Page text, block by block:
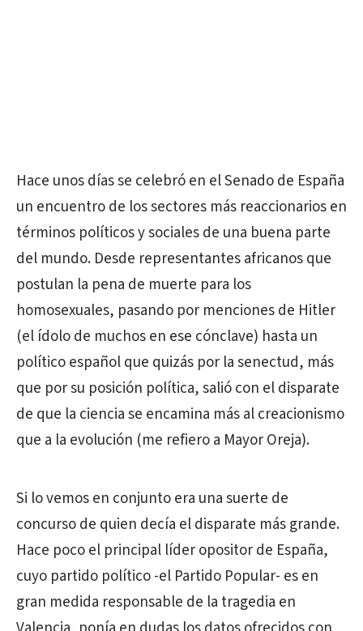
Hace unos días se celebró en el Senado de España
un encuentro de los sectores más reaccionarios en
términos políticos y sociales de una buena parte
del mundo. Desde representantes africanos que
postulan la pena de muerte para los
homosexuales, pasando por menciones de Hitler
(el ídolo de muchos en ese cónclave) hasta un
político español que quizás por la senectud, más
que por su posición política, salió con el disparate
de que la ciencia se encamina más al creacionismo
que a la evolución (me refiero a Mayor Oreja).
Si lo vemos en conjunto era una suerte de
concurso de quien decía el disparate más grande.
Hace poco el principal líder opositor de España,
cuyo partido político -el Partido Popular- es en
gran medida responsable de la tragedia en